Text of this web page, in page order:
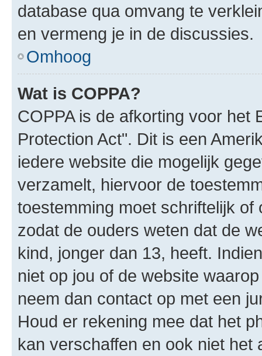
database qua omvang te
en vermeng je in de discussies.
Omhoog
Wat is COPPA?
COPPA is de afkorting voor het
Protection Act". Dit is een
iedere website die mogelijk
verzamelt, hiervoor de
toestemming moet schriftelijk
zodat de ouders weten dat de
kind, jonger dan 13, heeft.
niet op jou of de website
neem dan contact op met een
Houd er rekening mee dat het
kan verschaffen en ook niet